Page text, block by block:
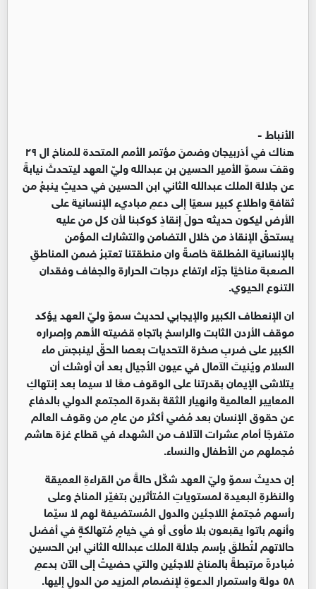
الأنباط -
هناك في أذربيجان وضمنَ مؤتمر الأمم المتحدة للمناخ ال ٢٩
وقفَ سموّ الأمير الحسين بن عبدالله وليّ العهد ليتحدثَ نيابةً
عن جلالة الملك عبدالله الثاني ابن الحسين في حديثٍ ينبعُ من
ثقافةٍ واطلاعٍ كبير سعيًا إلى دعمِ مباديء الإنسانية على
الأرض ليكون حديثه حولَ إنقاذِ كوكبنا لأن كل من عليه
يستحقُ الإنقاذ من خلال التضامن والتشارك المؤمن
بالإنسانية المُطلقة خاصةً وان منطقتنا تعتبرُ ضمن المناطقِ
الصعبة مناخيًا جرّاء ارتفاع درجات الحرارة والجفاف وفقدان
التنوع الحيوي.
ان الإنعطاف الكبير والإيجابي لحديث سموّ وليّ العهد يؤكد
موقف الأردن الثابت والراسخ باتجاهِ قضيته الأهم وإصراره
الكبير على ضربِ صخرة التحديات بعصا الحقّ لينبجسَ ماء
السلام ويُنيتَ الآمال في عيون الأجيال بعد أن أوشك أن
يتلاشى الإيمان بقدرتنا على الوقوف معًا لا سيما بعد إنتهاكِ
المعايير العالمية وانهيار الثقة بقدرة المجتمع الدولي بالدفاع
عن حقوق الإنسان بعد مُضي أكثر من عامٍ من وقوف العالم
متفرجًا أمام عشرات الآلاف من الشهداء في قطاع غزة هاشم
مُجملهم من الأطفال والنساء.
إن حديثَ سموّ وليّ العهد شكّل حالةً من القراءةِ العميقة
والنظرةِ البعيدة لمستوياتِ المُتأثرين بتغيّر المناخ وعلى
رأسهم مُجتمعُ اللاجئين والدول المُستضيفة لهم لا سيّما
وأنهم باتوا يقبعون بلا مأوى أو في خيامٍ مُتهالكةٍ في أفضل
حالاتهم لتُطلقَ بإسم جلالة الملك عبدالله الثاني ابن الحسين
مُبادرةً مرتبطةً بالمناخِ للاجئين والتي حضيتْ إلى الآن بدعمِ
٥٨ دولة واستمرار الدعوةِ لإنضمام المزيد من الدولِ إليها.